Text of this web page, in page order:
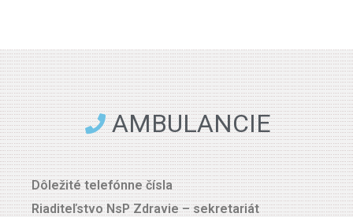
AMBULANCIE
Dôležité telefónne čísla
Riaditeľstvo NsP Zdravie – sekretariát